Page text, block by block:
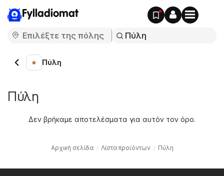
Fylladiomat
Πύλη
Πύλη
Δεν βρήκαμε αποτελέσματα για αυτόν τον όρο.
Αρχική σελίδα Λίστα προϊόντων Πύλη